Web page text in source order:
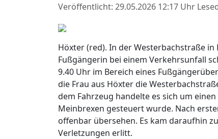
Veröffentlicht: 29.05.2026 12:17 Uhr
Höxter (red). In der Westerbachstraße
Fußgängerin bei einem Verkehrsunfall
9.40 Uhr im Bereich eines
die Frau aus Höxter die
dem Fahrzeug handelte es sich um
Meinbrexen gesteuert wurde. Nach
offenbar übersehen. Es kam daraufhin
Verletzungen erlitt.